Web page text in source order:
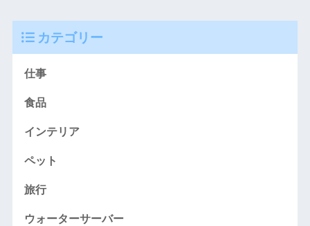
カテゴリー
仕事
食品
インテリア
ペット
旅行
ウォーターサーバー